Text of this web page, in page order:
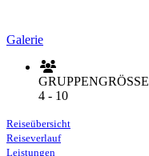
Galerie
GRUPPENGRÖSSE
4 - 10
Reiseübersicht
Reiseverlauf
Leistungen